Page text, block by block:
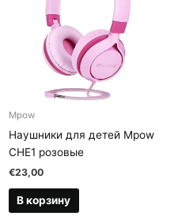
Mpow
Наушники для детей Mpow
CHE1 розовые
€23,00
В корзину